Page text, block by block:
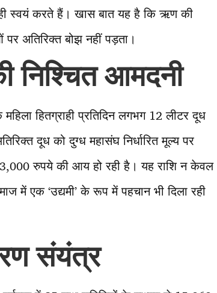
स्वयं करते हैं। खास बात यह है कि ऋण की
अतिरिक्त बोझ नहीं पड़ता।
निश्चित आमदनी
हितग्राही प्रतिदिन लगभग 12 लीटर दूध
दूध को दुग्ध महासंघ निर्धारित मूल्य पर
रुपये की आय हो रही है। यह राशि न केवल
में एक ‘उद्यमी’ के रूप में पहचान भी दिला रही
संयंत्र